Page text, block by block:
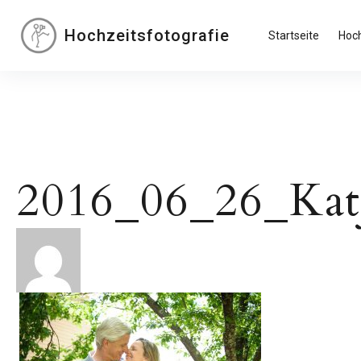
überspringenHochzeitsfotografie Startseite
Beitragsnavigation